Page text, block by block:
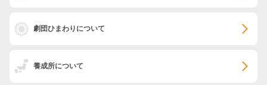
劇団ひまわりについて
養成所について